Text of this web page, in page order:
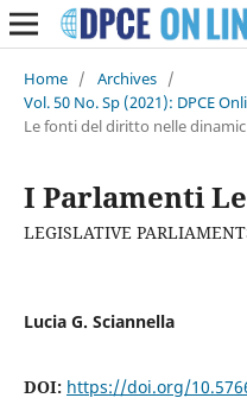
Home / Archives /
Vol. 50 No. Sp (2021): DPCE
Le fonti del diritto nelle
I Parlamenti
LEGISLATIVE
Lucia G. Sciannella
DOI: https://doi.org/